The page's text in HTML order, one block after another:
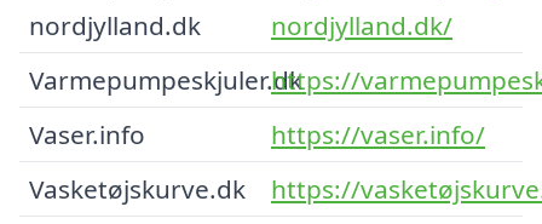
nordjylland.dk
nordjylland.dk/
Varmepumpeskjuler.dkhttps://
Vaser.info
https://vaser.info/
Vasketøjskurve.dk
https://